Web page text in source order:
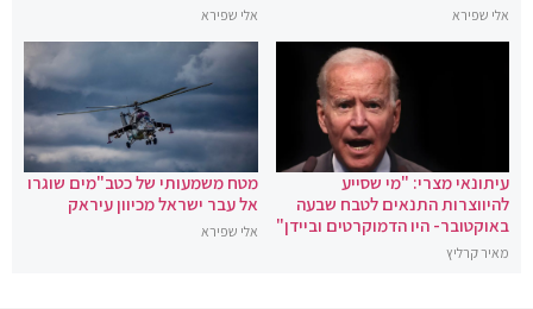
אלי שפירא אלי שפירא
עיתונאי מצרי: "מי שסייע
להיווצרות התנאים לטבח שבעה
באוקטובר- היו הדמוקרטים וביידן"
מאיר קרליץ
מטח משמעותי של כטב"מים שוגרו
אל עבר ישראל מכיוון עיראק
אלי שפירא